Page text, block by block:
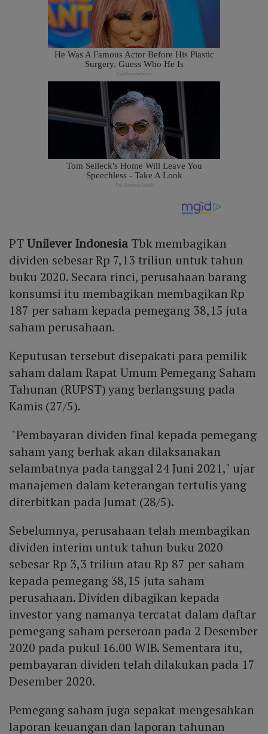
PTUnilever Indonesia Tbk membagikan
dividen sebesar Rp 7,13 triliun untuk tahun
buku 2020. Secara rinci, perusahaan barang
konsumsi itu membagikan membagikan Rp
187 per saham kepada pemegang 38,15 juta
saham perusahaan.
Keputusan tersebut disepakati para pemilik
saham dalam Rapat Umum Pemegang Saham
Tahunan (RUPST) yang berlangsung pada
Kamis (27/5).
"Pembayaran dividen final kepada pemegang
saham yang berhak akan dilaksanakan
selambatnya pada tanggal 24 Juni 2021," ujar
manajemen dalam keterangan tertulis yang
diterbitkan pada Jumat (28/5).
Sebelumnya, perusahaan telah membagikan
dividen interim untuk tahun buku 2020
sebesar Rp 3,3 triliun atau Rp 87 per saham
kepada pemegang 38,15 juta saham
perusahaan. Dividen dibagikan kepada
investor yang namanya tercatat dalam daftar
pemegang saham perseroan pada 2 Desember
2020 pada pukul 16.00 WIB. Sementara itu,
pembayaran dividen telah dilakukan pada 17
Desember 2020.
Pemegang saham juga sepakat mengesahkan
laporan keuangan dan laporan tahunan